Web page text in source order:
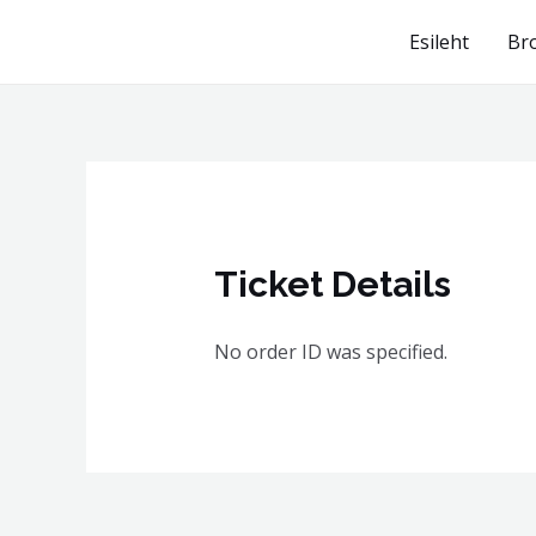
Esileht
Ticket Details
No order ID was specified.